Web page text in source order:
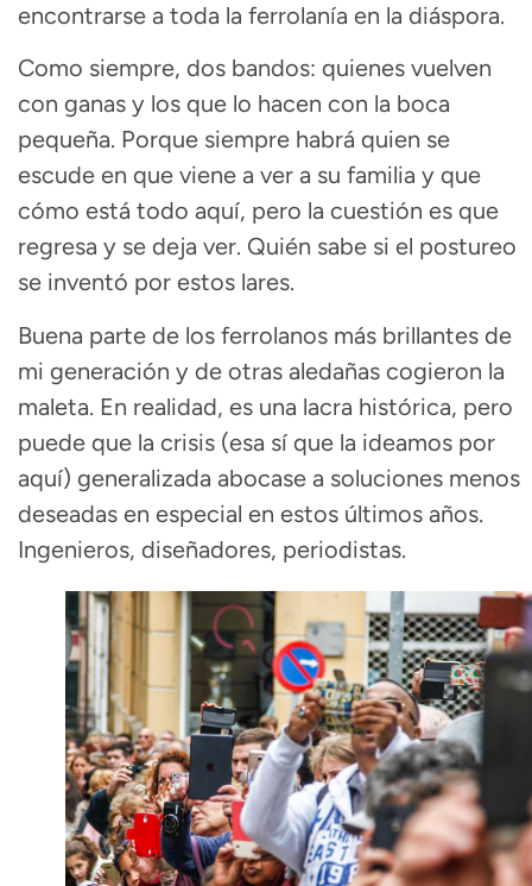
encontrarse a toda la ferrolanía en la diáspora.
Como siempre, dos bandos: quienes vuelven
con ganas y los que lo hacen con la boca
pequeña. Porque siempre habrá quien se
escude en que viene a ver a su familia y que
cómo está todo aquí, pero la cuestión es que
regresa y se deja ver. Quién sabe si el postureo
se inventó por estos lares.
Buena parte de los ferrolanos más brillantes de
mi generación y de otras aledañas cogieron la
maleta. En realidad, es una lacra histórica, pero
puede que la crisis (esa sí que la ideamos por
aquí) generalizada abocase a soluciones menos
deseadas en especial en estos últimos años.
Ingenieros, diseñadores, periodistas.